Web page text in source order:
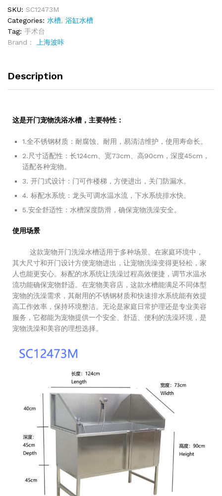
SKU: SC12473M
Categories: 水槽, 浴缸水槽
Tag: 手术台
Brand：
上海波咔
Description
这是开门宠物洗浴水槽，主要特性：
1.全不锈钢材质：耐腐蚀、耐用，易清洁维护，使用寿命长。
2.尺寸适配性：长124cm、宽73cm、高90cm，深度45cm，
适配各种宠物。
3. 开门式设计：门可作楼梯，方便进出，关门防漏水。
4. 标配水系统：龙头可调水温水流，下水系统排水快。
5.安全舒适性：水槽深度防滑，确保宠物洗澡安全。
使用场景
这款宠物开门洗澡水槽适用于多种场景。在家庭环境中，
其大尺寸和开门设计方便宠物进出，让宠物洗澡变得更轻松，家
人也能更安心。标配的水系统让洗澡过程高效便捷，调节水温水
流功能确保宠物舒适。在宠物美容店，这款水槽能满足不同体型
宠物的洗澡需求，其耐用的不锈钢材质和快速排水系统能有效提
高工作效率，保持环境整洁。无论是家庭日常护理还是专业美容
服务，它都能为宠物提供一个安全、舒适、便利的洗澡环境，是
宠物洗澡和美容的理想选择。